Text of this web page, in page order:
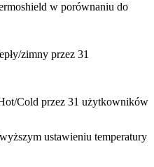
w porównaniu do
zimny przez 31
Cold przez 31 użytkowników
ustawieniu temperatury